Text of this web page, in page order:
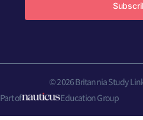
© 2026 Britannia Study
Part of
Education Group